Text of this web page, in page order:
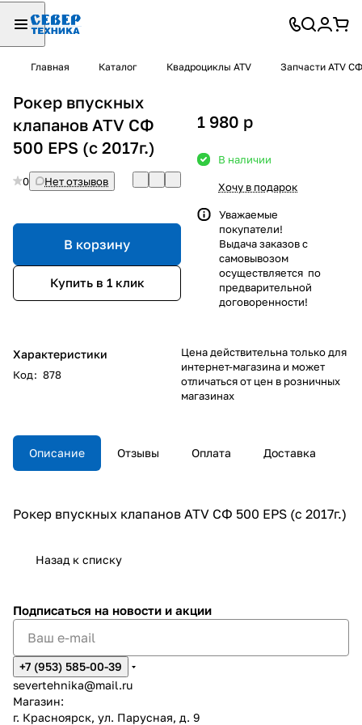
Главная Каталог Квадроциклы ATV Запчасти ATV СФ
Рокер впускных
клапанов ATV СФ
500 EPS (с 2017г.)
0 Нет отзывов
В корзину
Купить в 1 клик
Характеристики
Код: 878
1 980 p
В наличии
Хочу в подарок
Уважаемые
покупатели!
Выдача заказов с
самовывозом
осуществляется по
предварительной
договоренности!
Цена действительна только для
интернет-магазина и может
отличаться от цен в розничных
магазинах
Описание Отзывы Оплата Доставка
Рокер впускных клапанов ATV СФ 500 EPS (с 2017г.)
Назад к списку
Подписаться на новости и акции
+7 (953) 585-00-39
severtehnika@mail.ru
Магазин:
г. Красноярск, ул. Парусная, д. 9